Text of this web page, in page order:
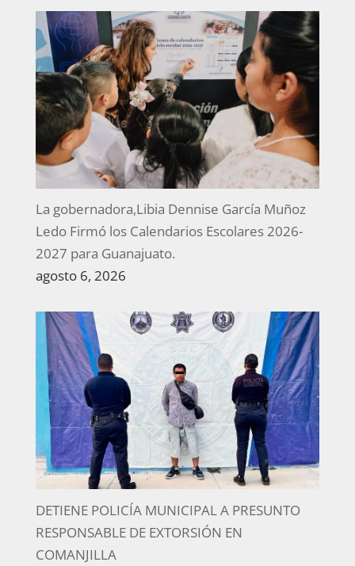
La gobernadora,Libia Dennise García Muñoz
Ledo Firmó los Calendarios Escolares 2026-
2027 para Guanajuato.
agosto 6, 2026
DETIENE POLICÍA MUNICIPAL A PRESUNTO
RESPONSABLE DE EXTORSIÓN EN
COMANJILLA